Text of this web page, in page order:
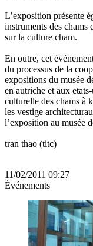
L’exposition présente
instruments des chams
sur la culture cham.
En outre, cet
du processus de la
expositions du musée
en autriche et aux
culturelle des chams à
les vestige
l’exposition au musée
tran thao (titc)
11/02/2011 09:27
Événements